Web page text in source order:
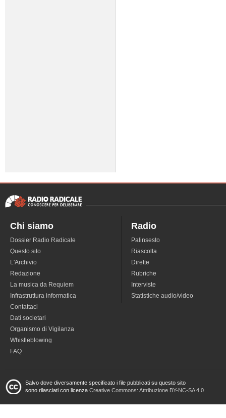
Chi siamo
Dossier Radio Radicale
Questo sito
L'Archivio
Redazione
La musica da Requiem
Infrastruttura informatica
Contattaci
Dati societari
Organismo di Vigilanza
Whistleblowing
FAQ
Radio
Palinsesto
Riascolta
Dirette
Rubriche
Interviste
Statistiche audio/video
Salvo dove diversamente specificato i file pubblicati su questo sito
sono rilasciati con licenza Creative Commons: Attribuzione BY-NC-SA 4.0